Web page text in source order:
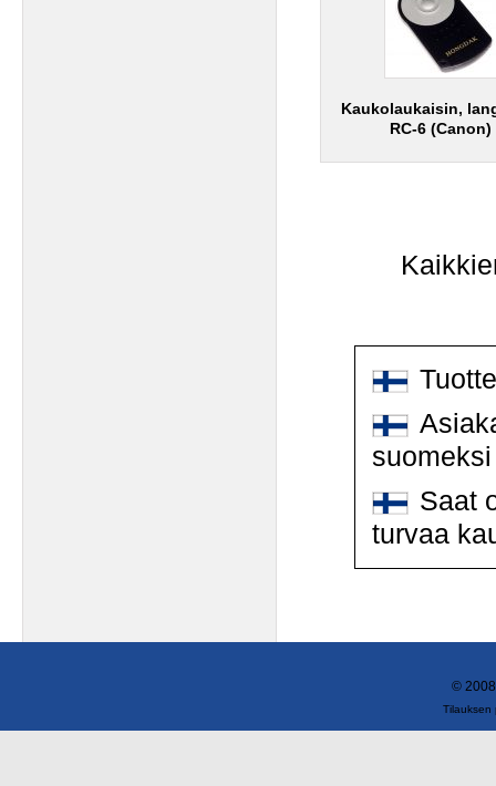
Kaukolaukaisin,
RC-6 (Canon)
suomeksi
Saat
turvaa
©
Tilauksen